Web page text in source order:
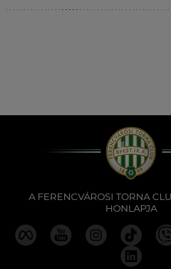
A FERENCVÁROSI TORNA
HONLAPJA
Múzeum